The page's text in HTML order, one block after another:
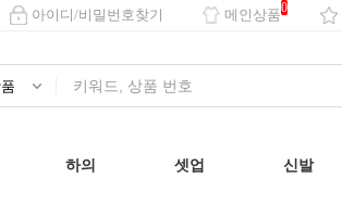
아이디/비밀번호찾기 메인상품0
하의 셋업 신발